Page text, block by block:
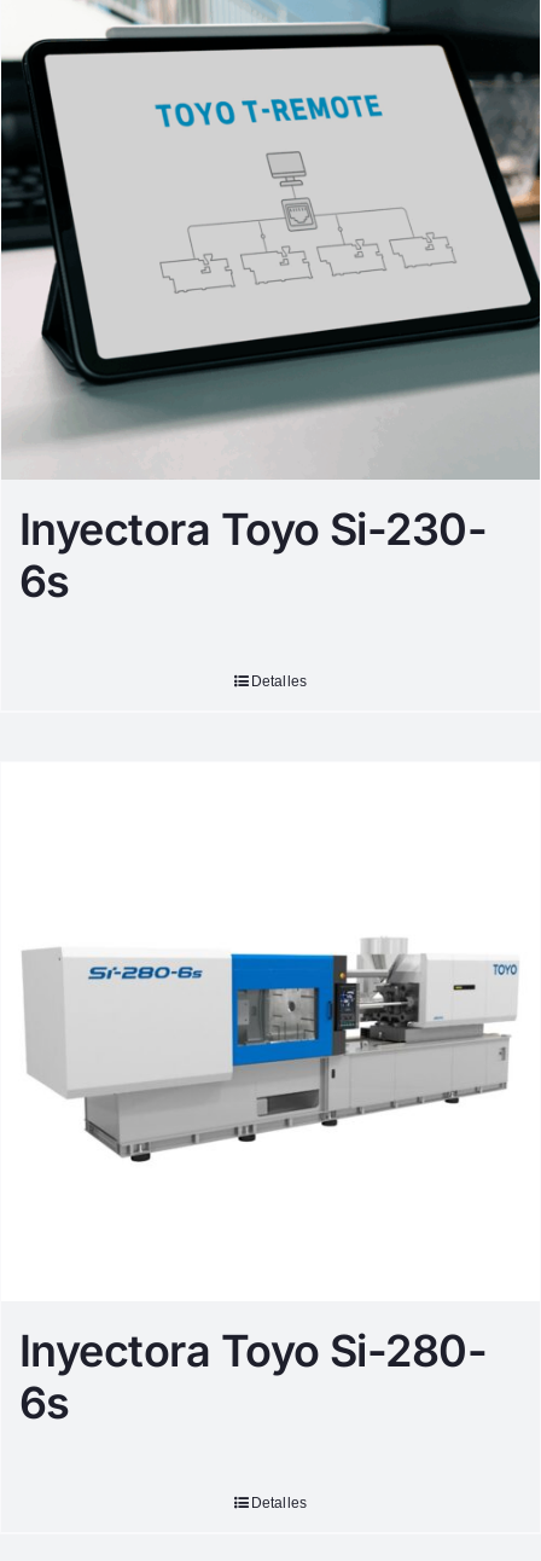
Inyectora Toyo Si-230-
6s
Detalles
Inyectora Toyo Si-280-
6s
Detalles